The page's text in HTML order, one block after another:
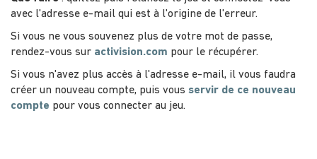
avec l'adresse e-mail qui est à l'origine de l'erreur.
Si vous ne vous souvenez plus de votre mot de passe,
rendez-vous sur activision.com pour le récupérer.
Si vous n'avez plus accès à l'adresse e-mail, il vous faudra
créer un nouveau compte, puis vous servir de ce nouveau
compte pour vous connecter au jeu.